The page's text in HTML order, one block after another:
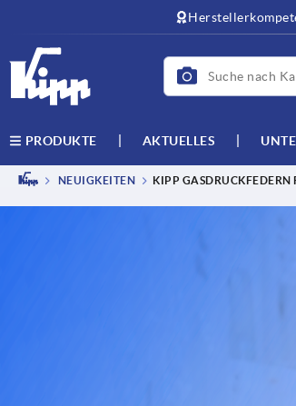
PRODUKTE AKTUELLES
NEUIGKEITEN KIPP